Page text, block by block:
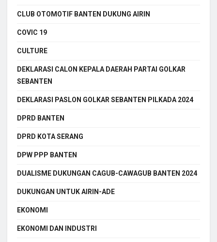
CLUB OTOMOTIF BANTEN DUKUNG AIRIN
COVIC 19
CULTURE
DEKLARASI CALON KEPALA DAERAH PARTAI GOLKAR
SEBANTEN
DEKLARASI PASLON GOLKAR SEBANTEN PILKADA 2024
DPRD BANTEN
DPRD KOTA SERANG
DPW PPP BANTEN
DUALISME DUKUNGAN CAGUB-CAWAGUB BANTEN 2024
DUKUNGAN UNTUK AIRIN-ADE
EKONOMI
EKONOMI DAN INDUSTRI